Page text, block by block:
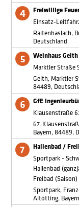
Freiwillige
Einsatz-
Raitenhaslach,
Deutschland
Weinhaus Geith
Marktler Straße
Geith, Marktler
84489,
GfE
Klausenstraße
67,
Bayern, 84489,
Hallenbad /
Sportpark -
Hallenbad
Freibad (Saison)
Sportpark,
Altötting,